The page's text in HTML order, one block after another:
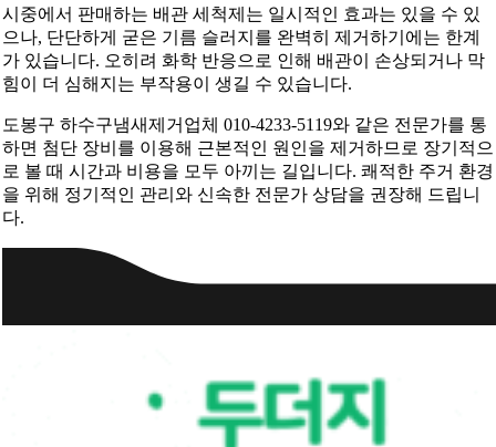
시중에서 판매하는 배관 세척제는 일시적인 효과는 있을 수 있
으나, 단단하게 굳은 기름 슬러지를 완벽히 제거하기에는 한계
가 있습니다. 오히려 화학 반응으로 인해 배관이 손상되거나 막
힘이 더 심해지는 부작용이 생길 수 있습니다.
도봉구 하수구냄새제거업체 010-4233-5119와 같은 전문가를 통
하면 첨단 장비를 이용해 근본적인 원인을 제거하므로 장기적으
로 볼 때 시간과 비용을 모두 아끼는 길입니다. 쾌적한 주거 환경
을 위해 정기적인 관리와 신속한 전문가 상담을 권장해 드립니
다.